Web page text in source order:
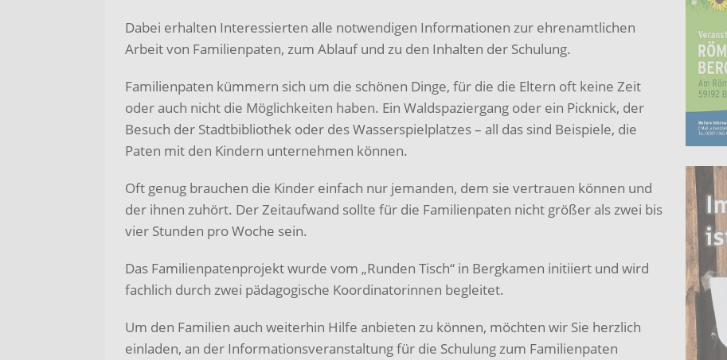
Dabei erhalten Interessierten alle notwendigen Informationen zur ehrenamtlichen
Arbeit von Familienpaten, zum Ablauf und zu den Inhalten der Schulung.
Familienpaten kümmern sich um die schönen Dinge, für die die Eltern oft keine Zeit
oder auch nicht die Möglichkeiten haben. Ein Waldspaziergang oder ein Picknick, der
Besuch der Stadtbibliothek oder des Wasserspielplatzes – all das sind Beispiele, die
Paten mit den Kindern unternehmen können.
Oft genug brauchen die Kinder einfach nur jemanden, dem sie vertrauen können und
der ihnen zuhört. Der Zeitaufwand sollte für die Familienpaten nicht größer als zwei bis
vier Stunden pro Woche sein.
Das Familienpatenprojekt wurde vom „Runden Tisch“ in Bergkamen initiiert und wird
fachlich durch zwei pädagogische Koordinatorinnen begleitet.
Um den Familien auch weiterhin Hilfe anbieten zu können, möchten wir Sie herzlich
einladen, an der Informationsveranstaltung für die Schulung zum Familienpaten